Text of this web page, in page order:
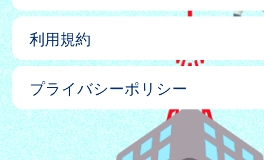
利用規約
プライバシーポリシー